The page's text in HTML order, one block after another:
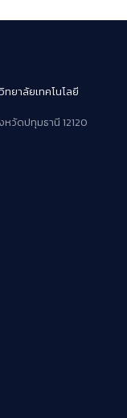
ทยาลัยเทคโนโลยี
วัดปทุมธานี 12120